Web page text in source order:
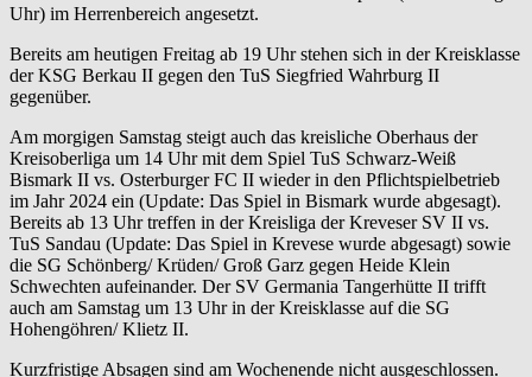
Uhr) im Herrenbereich angesetzt.
Bereits am heutigen Freitag ab 19 Uhr stehen sich in der Kreisklasse
der KSG Berkau II gegen den TuS Siegfried Wahrburg II
gegenüber.
Am morgigen Samstag steigt auch das kreisliche Oberhaus der
Kreisoberliga um 14 Uhr mit dem Spiel TuS Schwarz-Weiß
Bismark II vs. Osterburger FC II wieder in den Pflichtspielbetrieb
im Jahr 2024 ein (Update: Das Spiel in Bismark wurde abgesagt).
Bereits ab 13 Uhr treffen in der Kreisliga der Kreveser SV II vs.
TuS Sandau (Update: Das Spiel in Krevese wurde abgesagt) sowie
die SG Schönberg/ Krüden/ Groß Garz gegen Heide Klein
Schwechten aufeinander. Der SV Germania Tangerhütte II trifft
auch am Samstag um 13 Uhr in der Kreisklasse auf die SG
Hohengöhren/ Klietz II.
Kurzfristige Absagen sind am Wochenende nicht ausgeschlossen.